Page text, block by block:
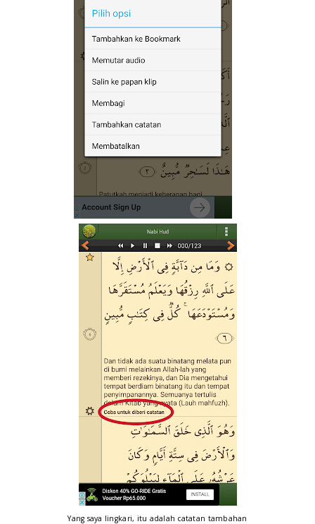
Yang saya lingkari, itu adalah catatan tambahan